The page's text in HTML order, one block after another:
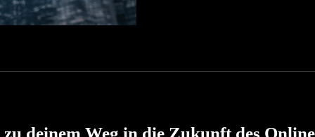
deinem Weg in die Zukunft des